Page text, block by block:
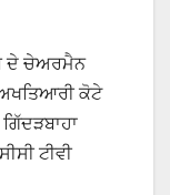
ਦੇ ਚੇਅਰਮੈਨ
ਕੋਟੇ
ਟੀਵੀ